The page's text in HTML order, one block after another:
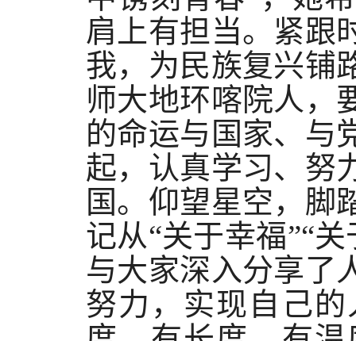
肩上有担当。紧跟
我，为民族复兴铺
师大地环喀院人，
的命运与国家、与
起，认真学习、努
国。仰望星空，脚
记从“关于幸福”“
与大家深入分享了
努力，实现自己